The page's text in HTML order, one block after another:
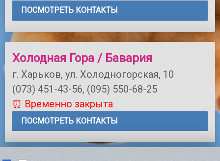
ПОСМОТРЕТЬ КОНТАКТЫ
Холодная Гора / Бавария
г. Харьков, ул. Холодногорская, 10
(073) 451-43-56, (095) 550-68-25
⏰ Временно закрыта
ПОСМОТРЕТЬ КОНТАКТЫ